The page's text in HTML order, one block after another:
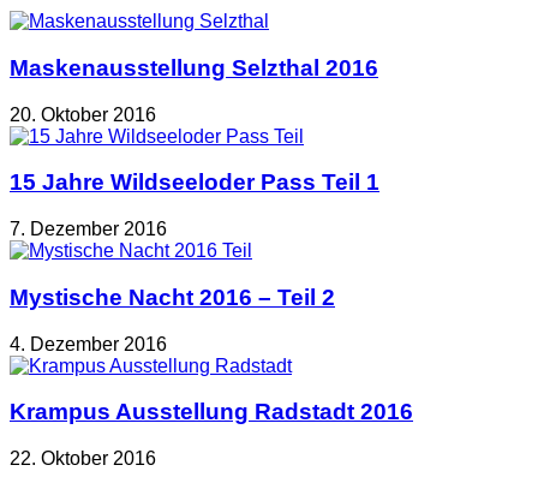
Maskenausstellung Selzthal 2016
20. Oktober 2016
15 Jahre Wildseeloder Pass Teil 1
7. Dezember 2016
Mystische Nacht 2016 – Teil 2
4. Dezember 2016
Krampus Ausstellung Radstadt 2016
22. Oktober 2016